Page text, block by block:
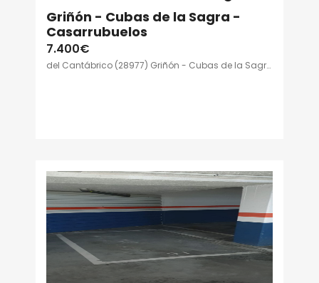
Griñón - Cubas de la Sagra -
Casarrubuelos
7.400€
del Cantábrico (28977) Griñón - Cubas de la Sagra - Casarrubuelos